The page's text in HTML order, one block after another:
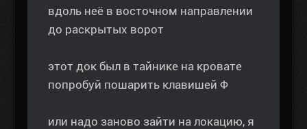
вдоль неё в восточном направлении
до раскрытых ворот
этот док был в тайнике на кровате
попробуй пошарить клавишей Ф
или надо заново зайти на локацию, я